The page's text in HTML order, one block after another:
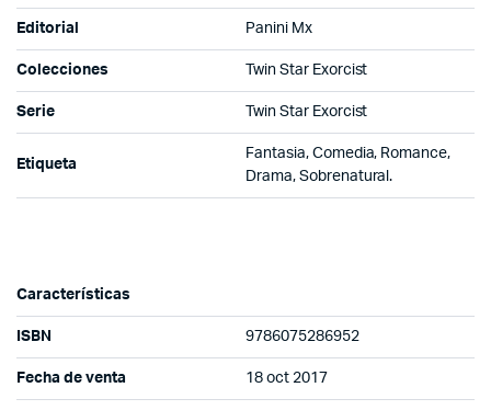
Editorial Panini Mx
Colecciones Twin Star Exorcist
Serie Twin Star Exorcist
Etiqueta
Fantasia, Comedia, Romance,
Drama, Sobrenatural.
Características
ISBN 9786075286952
Fecha de venta 18 oct 2017